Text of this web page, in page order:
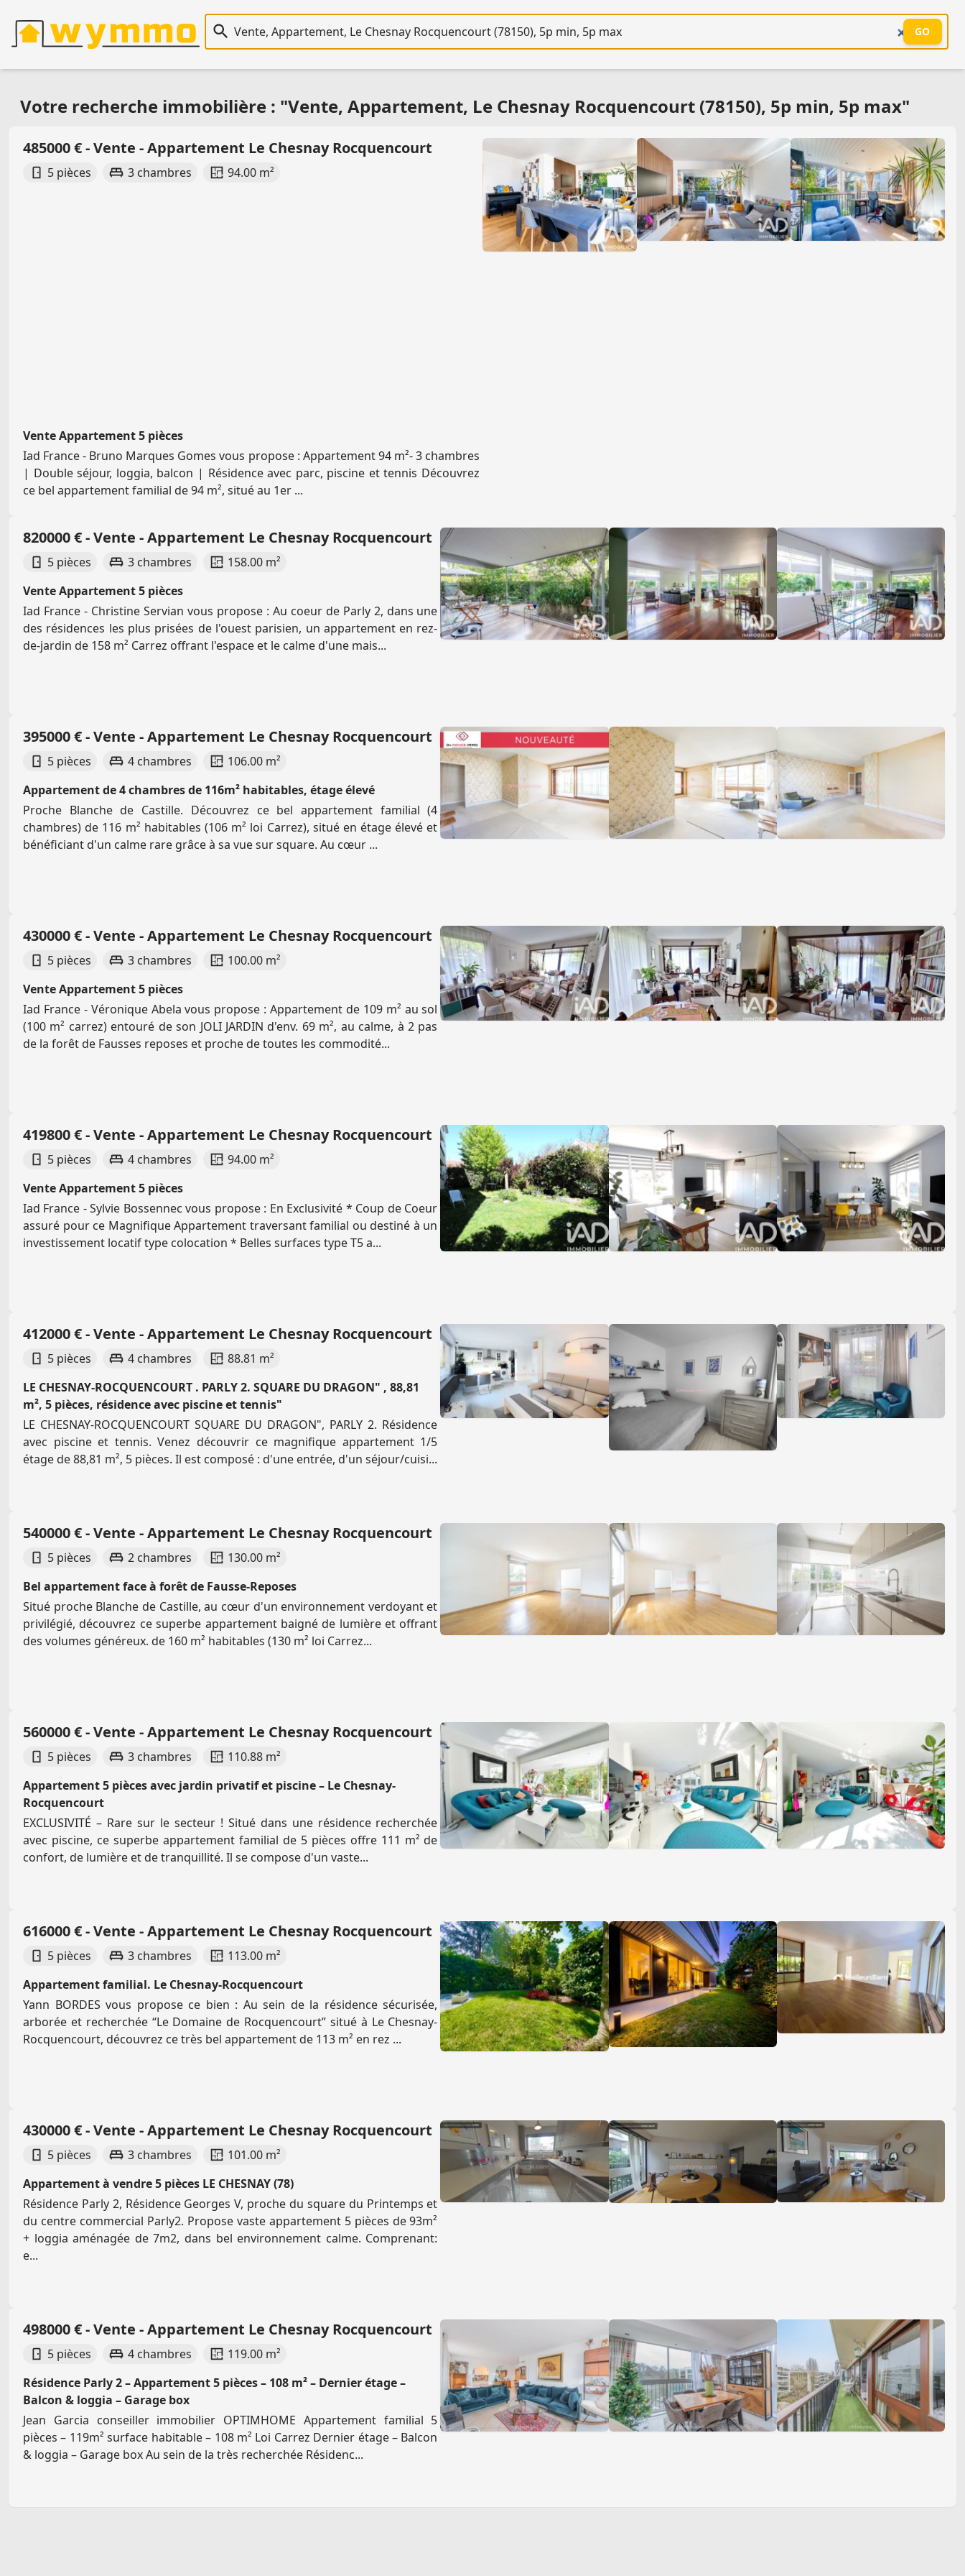
Recherche immobilière
GO
Votre recherche immobilière : "Vente, Appartement, Le Chesnay Rocquencourt (78150), 5p min, 5p max"
485000 € - Vente - Appartement Le Chesnay Rocquencourt
5 pièces 3 chambres 94.00 m²
Vente Appartement 5 pièces
Iad France - Bruno Marques Gomes vous propose : Appartement 94 m²- 3 chambres
| Double séjour, loggia, balcon | Résidence avec parc, piscine et tennis Découvrez
ce bel appartement familial de 94 m², situé au 1er ...
820000 € - Vente - Appartement Le Chesnay Rocquencourt
5 pièces 3 chambres
158.00 m²
Vente Appartement 5 pièces
Iad France - Christine Servian vous propose : Au coeur de Parly 2, dans une
des résidences les plus prisées de l'ouest parisien, un appartement en rez-
de-jardin de 158 m² Carrez offrant l'espace et le calme d'une mais...
395000 € - Vente - Appartement Le Chesnay Rocquencourt
5 pièces 4 chambres
106.00 m²
Appartement de 4 chambres de 116m² habitables, étage élevé
Proche Blanche de Castille. Découvrez ce bel appartement familial (4
chambres) de 116 m² habitables (106 m² loi Carrez), situé en étage élevé et
bénéficiant d'un calme rare grâce à sa vue sur square. Au cœur ...
430000 € - Vente - Appartement Le Chesnay Rocquencourt
5 pièces 3 chambres
100.00 m²
Vente Appartement 5 pièces
Iad France - Véronique Abela vous propose : Appartement de 109 m² au sol
(100 m² carrez) entouré de son JOLI JARDIN d'env. 69 m², au calme, à 2 pas
de la forêt de Fausses reposes et proche de toutes les commodité...
419800 € - Vente - Appartement Le Chesnay Rocquencourt
5 pièces 4 chambres
94.00 m²
Vente Appartement 5 pièces
Iad France - Sylvie Bossennec vous propose : En Exclusivité * Coup de Coeur
assuré pour ce Magnifique Appartement traversant familial ou destiné à un
investissement locatif type colocation * Belles surfaces type T5 a...
412000 € - Vente - Appartement Le Chesnay Rocquencourt
5 pièces 4 chambres
88.81 m²
LE CHESNAY-ROCQUENCOURT . PARLY 2. SQUARE DU DRAGON" , 88,81
m², 5 pièces, résidence avec piscine et tennis"
LE CHESNAY-ROCQUENCOURT SQUARE DU DRAGON", PARLY 2. Résidence
avec piscine et tennis. Venez découvrir ce magnifique appartement 1/5
étage de 88,81 m², 5 pièces. Il est composé : d'une entrée, d'un séjour/cuisi...
540000 € - Vente - Appartement Le Chesnay Rocquencourt
5 pièces 2 chambres
130.00 m²
Bel appartement face à forêt de Fausse-Reposes
Situé proche Blanche de Castille, au cœur d'un environnement verdoyant et
privilégié, découvrez ce superbe appartement baigné de lumière et offrant
des volumes généreux. de 160 m² habitables (130 m² loi Carrez...
560000 € - Vente - Appartement Le Chesnay Rocquencourt
5 pièces 3 chambres
110.88 m²
Appartement 5 pièces avec jardin privatif et piscine – Le Chesnay-
Rocquencourt
EXCLUSIVITÉ – Rare sur le secteur ! Situé dans une résidence recherchée
avec piscine, ce superbe appartement familial de 5 pièces offre 111 m² de
confort, de lumière et de tranquillité. Il se compose d'un vaste...
616000 € - Vente - Appartement Le Chesnay Rocquencourt
5 pièces 3 chambres
113.00 m²
Appartement familial. Le Chesnay-Rocquencourt
Yann BORDES vous propose ce bien : Au sein de la résidence sécurisée,
arborée et recherchée “Le Domaine de Rocquencourt” situé à Le Chesnay-
Rocquencourt, découvrez ce très bel appartement de 113 m² en rez ...
430000 € - Vente - Appartement Le Chesnay Rocquencourt
5 pièces 3 chambres
101.00 m²
Appartement à vendre 5 pièces LE CHESNAY (78)
Résidence Parly 2, Résidence Georges V, proche du square du Printemps et
du centre commercial Parly2. Propose vaste appartement 5 pièces de 93m²
+ loggia aménagée de 7m2, dans bel environnement calme. Comprenant:
e...
498000 € - Vente - Appartement Le Chesnay Rocquencourt
5 pièces 4 chambres
119.00 m²
Résidence Parly 2 – Appartement 5 pièces – 108 m² – Dernier étage –
Balcon & loggia – Garage box
Jean Garcia conseiller immobilier OPTIMHOME Appartement familial 5
pièces – 119m² surface habitable – 108 m² Loi Carrez Dernier étage – Balcon
& loggia – Garage box Au sein de la très recherchée Résidenc...